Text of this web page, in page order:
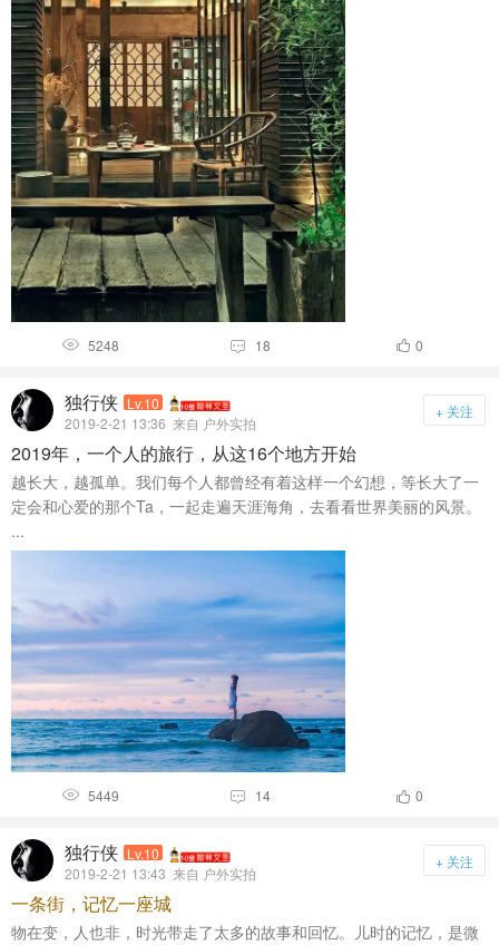
 5248  18  0
独行侠 Lv.10
2019-2-21 13:36 来自 户外实拍
+ 关注
2019年，一个人的旅行，从这16个地方开始
越长大，越孤单。我们每个人都曾经有着这样一个幻想，等长大了一
定会和心爱的那个Ta，一起走遍天涯海角，去看看世界美丽的风景。
...
 5449  14  0
独行侠 Lv.10
2019-2-21 13:43 来自 户外实拍
+ 关注
一条街，记忆一座城
物在变，人也非，时光带走了太多的故事和回忆。儿时的记忆，是微